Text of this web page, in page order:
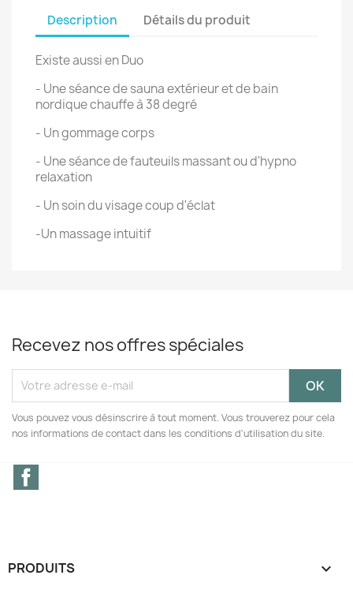
Description Détails du produit
Existe aussi en Duo
- Une séance de sauna extérieur et de bain
nordique chauffe à 38 degré
- Un gommage corps
- Une séance de fauteuils massant ou d'hypno
relaxation
- Un soin du visage coup d'éclat
-Un massage intuitif
Recevez nos offres spéciales
Vous pouvez vous désinscrire à tout moment. Vous trouverez pour cela
nos informations de contact dans les conditions d'utilisation du site.
PRODUITS 